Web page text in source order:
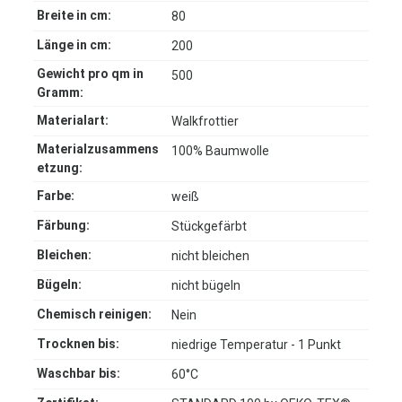
Breite in cm:
80
Länge in cm:
200
Gewicht pro qm in
Gramm:
500
Materialart:
Walkfrottier
Materialzusammens
etzung:
100% Baumwolle
Farbe:
weiß
Färbung:
Stückgefärbt
Bleichen:
nicht bleichen
Bügeln:
nicht bügeln
Chemisch reinigen:
Nein
Trocknen bis:
niedrige Temperatur - 1 Punkt
Waschbar bis:
60°C